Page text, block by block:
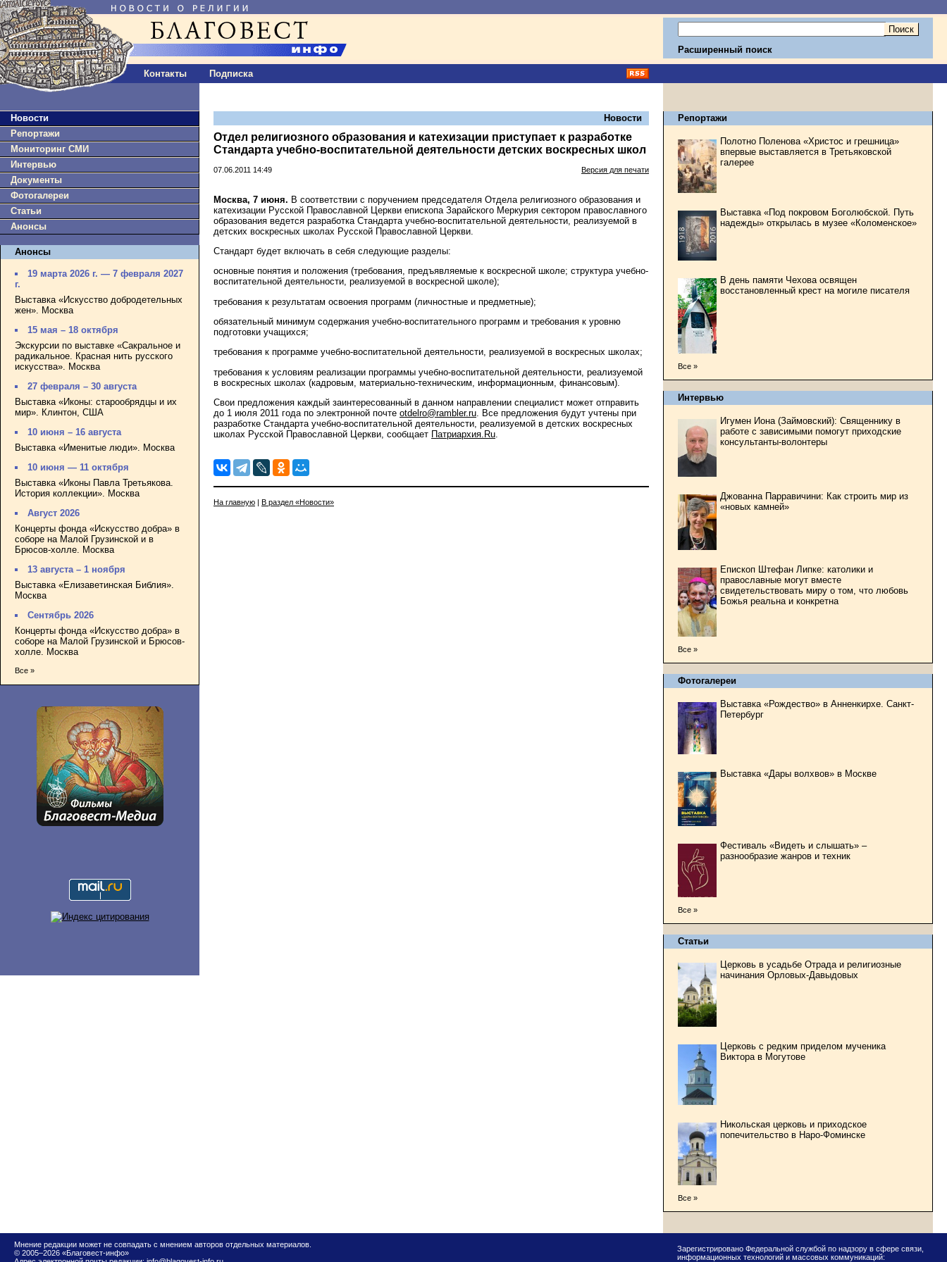
Контакты Подписка
Расширенный поиск
Новости
Репортажи
Мониторинг СМИ
Интервью
Документы
Фотогалереи
Статьи
Анонсы
Анонсы
19 марта 2026 г. — 7 февраля 2027
г.
Выставка «Искусство добродетельных
жен». Москва
15 мая – 18 октября
Экскурсии по выставке «Сакральное и
радикальное. Красная нить русского
искусства». Москва
27 февраля – 30 августа
Выставка «Иконы: старообрядцы и их
мир». Клинтон, США
10 июня – 16 августа
Выставка «Именитые люди». Москва
10 июня — 11 октября
Выставка «Иконы Павла Третьякова.
История коллекции». Москва
Август 2026
Концерты фонда «Искусство добра» в
соборе на Малой Грузинской и в
Брюсов-холле. Москва
13 августа – 1 ноября
Выставка «Елизаветинская Библия».
Москва
Сентябрь 2026
Концерты фонда «Искусство добра» в
соборе на Малой Грузинской и Брюсов-
холле. Москва
Все »
Новости
Отдел религиозного образования и катехизации приступает к разработке
Стандарта учебно-воспитательной деятельности детских воскресных школ
07.06.2011 14:49 Версия для печати
Москва, 7 июня. В соответствии с поручением председателя Отдела религиозного образования и
катехизации Русской Православной Церкви епископа Зарайского Меркурия сектором православного
образования ведется разработка Стандарта учебно-воспитательной деятельности, реализуемой в
детских воскресных школах Русской Православной Церкви.
Стандарт будет включать в себя следующие разделы:
основные понятия и положения (требования, предъявляемые к воскресной школе; структура учебно-
воспитательной деятельности, реализуемой в воскресной школе);
требования к результатам освоения программ (личностные и предметные);
обязательный минимум содержания учебно-воспитательного программ и требования к уровню
подготовки учащихся;
требования к программе учебно-воспитательной деятельности, реализуемой в воскресных школах;
требования к условиям реализации программы учебно-воспитательной деятельности, реализуемой
в воскресных школах (кадровым, материально-техническим, информационным, финансовым).
Свои предложения каждый заинтересованный в данном направлении специалист может отправить
до 1 июля 2011 года по электронной почте otdelro@rambler.ru . Все предложения будут учтены при
разработке Стандарта учебно-воспитательной деятельности, реализуемой в детских воскресных
школах Русской Православной Церкви, сообщает Патриархия.Ru
На главную | В раздел «Новости»
Репортажи
Полотно Поленова «Христос и грешница»
впервые выставляется в Третьяковской
галерее
Выставка «Под покровом Боголюбской. Путь
надежды» открылась в музее «Коломенское»
В день памяти Чехова освящен
восстановленный крест на могиле писателя
Все »
Интервью
Игумен Иона (Займовский): Священнику в
работе с зависимыми помогут приходские
консультанты-волонтеры
Джованна Парравичини: Как строить мир из
«новых камней»
Епископ Штефан Липке: католики и
православные могут вместе
свидетельствовать миру о том, что любовь
Божья реальна и конкретна
Все »
Фотогалереи
Выставка «Рождество» в Анненкирхе. Санкт-
Петербург
Выставка «Дары волхвов» в Москве
Фестиваль «Видеть и слышать» –
разнообразие жанров и техник
Все »
Статьи
Церковь в усадьбе Отрада и религиозные
начинания Орловых-Давыдовых
Церковь с редким приделом мученика
Виктора в Могутове
Никольская церковь и приходское
попечительство в Наро-Фоминске
Все »
Мнение редакции может не совпадать с мнением авторов отдельных материалов.
© 2005–2026 «Благовест-инфо»
Зарегистрировано Федеральной службой по надзору в сфере связи,
информационных технологий и массовых коммуникаций: